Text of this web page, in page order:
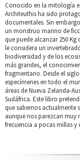
Conocido en la mitología
Architeuthis ha sido
documentales. Sin
un monstruo marino de
que puede alcanzar 250
le considera un
biodiversidad y de los
más grandes, el
fragmentario. Desde el
especímenes en todo el
áreas de Nueva Zelanda-
Sudáfrica. Este libro
que sabemos actualmente
aunque nos parezcan muy
frecuencia a pocas millas y